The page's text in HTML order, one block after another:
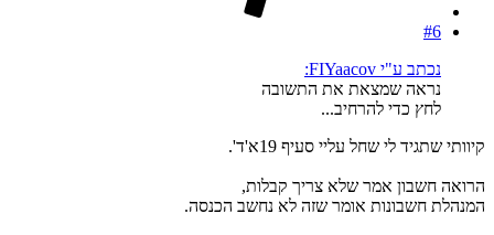
#6
נכתב ע"י FIYaacov:
נראה שמצאת את התשובה
לחץ כדי להרחיב...
קיוותי שתגיד לי שחל עליי סעיף 19א'ד'.
הרואה חשבון אמר שלא צריך קבלות,
המנהלת חשבונות אומר שזה לא נחשב הכנסה.